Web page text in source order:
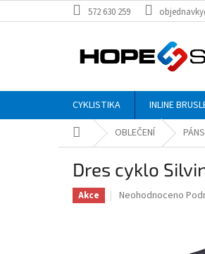
na
572 630 259
CYKLISTIKA INLINE
Domů OBLEČENÍ
Dres cyklo
Akce
Průměrné
Neohodnoceno